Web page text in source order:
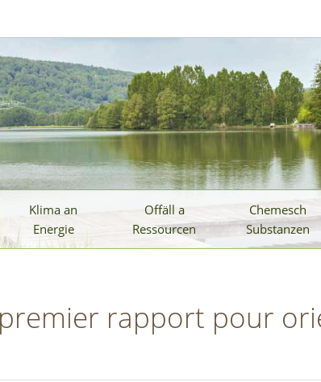
Klima an
Energie
Offäll a
Ressourcen
Chemesch
Substanzen
rapport pour